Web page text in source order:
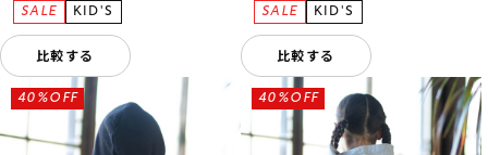
比較する 比較する
40%OFF 40%OFF